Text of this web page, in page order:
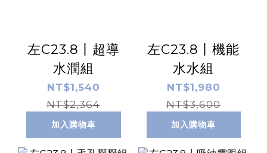
左C23.8丨超導
水潤組
NT$1,540
NT$2,364
加入購物車
左C23.8丨機能
水水組
NT$1,980
NT$3,600
加入購物車